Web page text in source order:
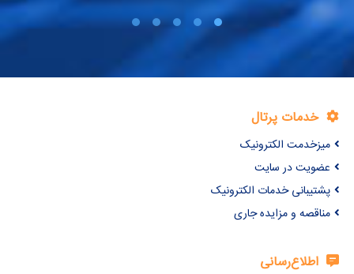
خدمات پرتال
میزخدمت الکترونیک
عضویت در سایت
پشتیبانی خدمات الکترونیک
مناقصه و مزایده جاری
اطلاع‌رسانی